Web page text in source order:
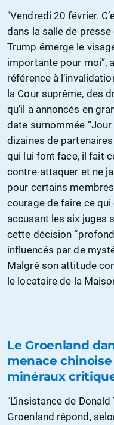
"Vendredi 20 février.
dans la salle de
Trump émerge le
importante pour moi”,
référence à
la Cour suprême, des
qu’il a annoncés en
date surnommée
dizaines de
qui lui font face, il fait
contre-attaquer et ne
pour certains
courage de faire ce
accusant les six juges
cette décision
influencés par de
Malgré son attitude
le locataire de la
Le Groenland
menace
minéraux
"L’insistance de
Groenland répond,